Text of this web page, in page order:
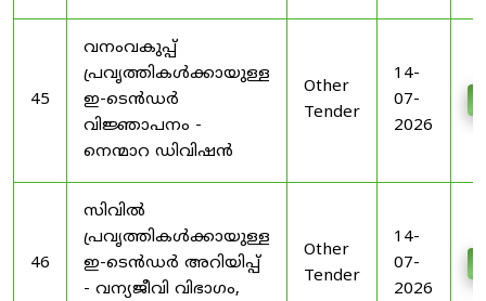
45
വനംവകുപ്പ്
പ്രവൃത്തികൾക്കായുള്ള
ഇ-ടെൻഡർ
വിജ്ഞാപനം -
നെന്മാറ ഡിവിഷൻ
Other
Tender
14-
07-
2026
46
സിവിൽ
പ്രവൃത്തികൾക്കായുള്ള
ഇ-ടെൻഡർ അറിയിപ്പ്
- വന്യജീവി വിഭാഗം,
Other
Tender
14-
07-
2026